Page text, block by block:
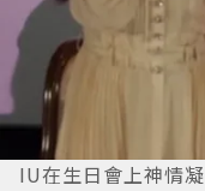
IU在生日會上神情